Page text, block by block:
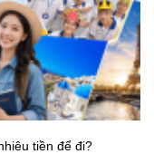
tiền để đi?